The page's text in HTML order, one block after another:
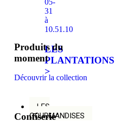
LES
PLANTATIONS
>
LES
GOURMANDISES
Produits du
moment
Découvrir la collection
Confiserie